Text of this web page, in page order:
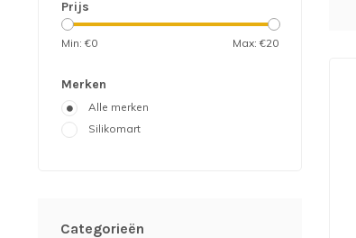
Prijs
Min: €0 Max: €20
Merken
Alle merken
Silikomart
Categorieën